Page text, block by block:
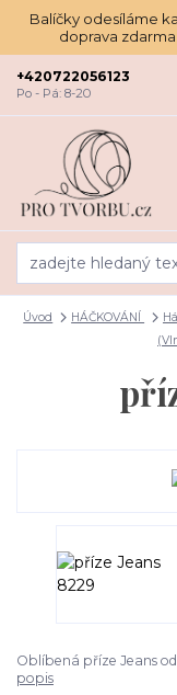
Balíčky odesíláme
doprava zdarma
+420722056123
Po - Pá: 8-20
Úvod HÁČKOVÁNÍ
Oblíbená příze Jeans od
popis